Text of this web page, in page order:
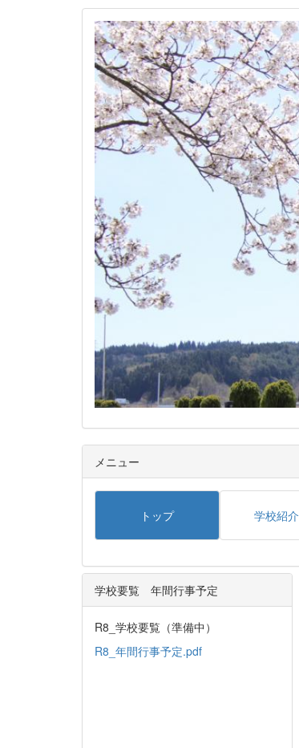
メニュー
トップ 学校紹介
学校要覧 年間行事予定
R8_学校要覧（準備中）
R8_年間行事予定.pdf